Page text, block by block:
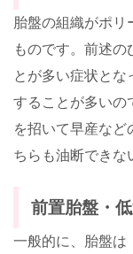
胎盤の組織がポ
ものです。前述の
とが多い症状とな
することが多いの
を招いて早産など
ちらも油断できな
前置胎盤・
一般的に、胎盤は